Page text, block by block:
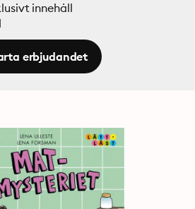
innehåll
erbjudandet